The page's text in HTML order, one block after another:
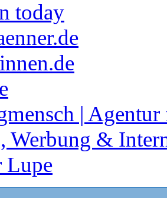
today
| Agentur
Werbung &
Lupe